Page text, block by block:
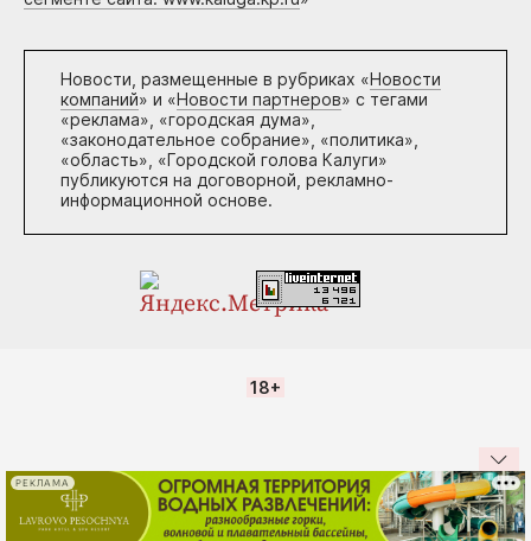
Новости, размещенные в рубриках «Новости
компаний» и «Новости партнеров» с тегами
«реклама», «городская дума»,
«законодательное собрание», «политика»,
«область», «Городской голова Калуги»
публикуются на договорной, рекламно-
информационной основе.
18+
РЕКЛАМА